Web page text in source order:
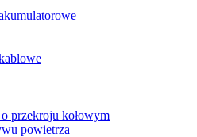
przekroju kołowym
powietrza